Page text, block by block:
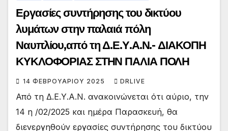
Εργασίες συντήρησης του δικτύου
λυμάτων στην παλαιά πόλη
Ναυπλίου,από τη Δ.Ε.Υ.Α.Ν.- ΔΙΑΚΟΠΗ
ΚΥΚΛΟΦΟΡΙΑΣ ΣΤΗΝ ΠΑΛΙΑ ΠΟΛΗ
14 ΦΕΒΡΟΥΑΡΊΟΥ 2025 DRLIVE
Από τη Δ.Ε.Υ.Α.Ν. ανακοινώνεται ότι αύριο, την
14 η /02/2025 και ημέρα Παρασκευή, θα
διενεργηθούν εργασίες συντήρησης του δικτύου